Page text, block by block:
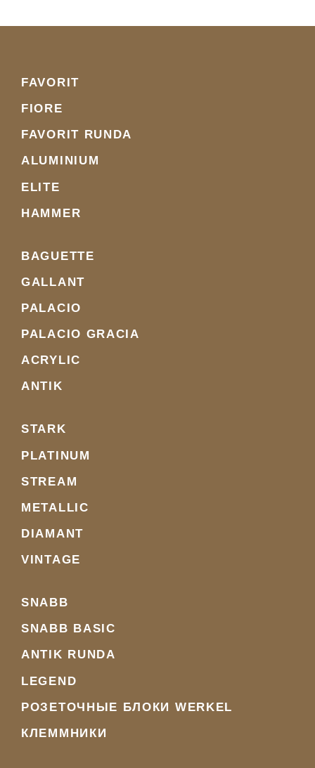
FAVORIT
FIORE
FAVORIT RUNDA
ALUMINIUM
ELITE
HAMMER
BAGUETTE
GALLANT
PALACIO
PALACIO GRACIA
ACRYLIC
ANTIK
STARK
PLATINUM
STREAM
METALLIC
DIAMANT
VINTAGE
SNABB
SNABB BASIC
ANTIK RUNDA
LEGEND
РОЗЕТОЧНЫЕ БЛОКИ WERKEL
КЛЕММНИКИ